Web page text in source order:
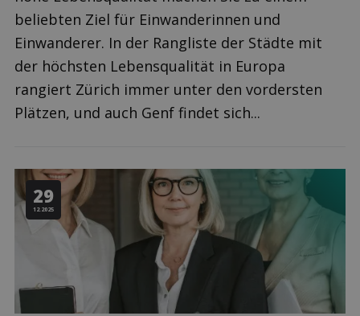
beliebten Ziel für Einwanderinnen und
Einwanderer. In der Rangliste der Städte mit
der höchsten Lebensqualität in Europa
rangiert Zürich immer unter den vordersten
Plätzen, und auch Genf findet sich...
29
12.2025